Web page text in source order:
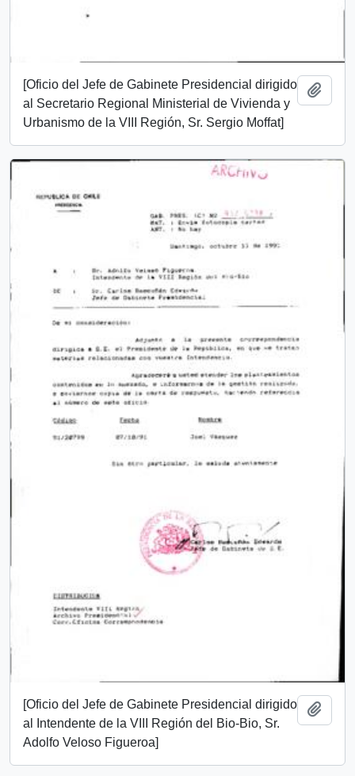
[Oficio del Jefe de Gabinete Presidencial dirigido
al Secretario Regional Ministerial de Vivienda y
Urbanismo de la VIII Región, Sr. Sergio Moffat]
[Oficio del Jefe de Gabinete Presidencial dirigido
al Intendente de la VIII Región del Bio-Bio, Sr.
Adolfo Veloso Figueroa]